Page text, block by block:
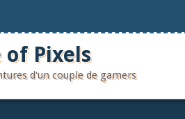
of Pixels
d'un couple de gamers